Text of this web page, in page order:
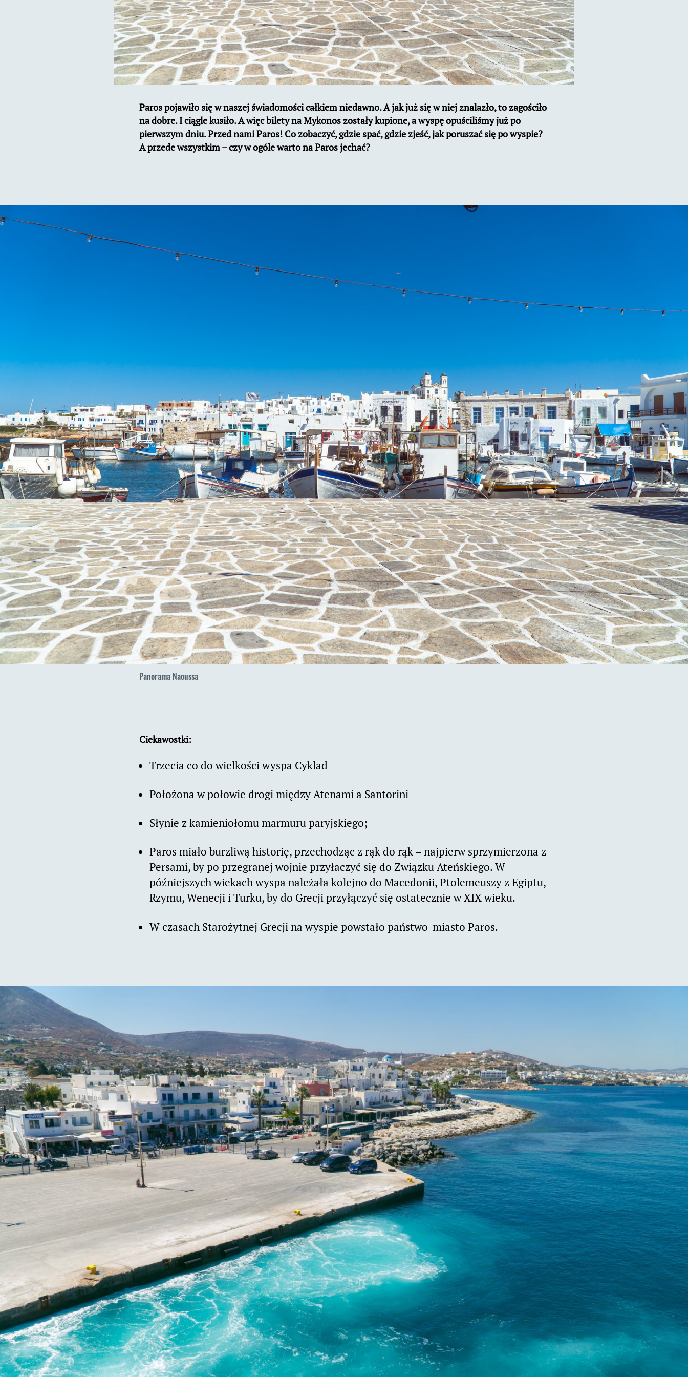
Paros pojawiło się w naszej świadomości całkiem niedawno. A jak już się w niej znalazło, to zagościło
na dobre. I ciągle kusiło. A więc bilety na Mykonos zostały kupione, a wyspę opuściliśmy już po
pierwszym dniu. Przed nami Paros! Co zobaczyć, gdzie spać, gdzie zjeść, jak poruszać się po wyspie?
A przede wszystkim – czy w ogóle warto na Paros jechać?
Panorama Naoussa
Ciekawostki:
Trzecia co do wielkości wyspa Cyklad
Położona w połowie drogi między Atenami a Santorini
Słynie z kamieniołomu marmuru paryjskiego;
Paros miało burzliwą historię, przechodząc z rąk do rąk – najpierw sprzymierzona z
Persami, by po przegranej wojnie przyłaczyć się do Związku Ateńskiego. W
późniejszych wiekach wyspa należała kolejno do Macedonii, Ptolemeuszy z Egiptu,
Rzymu, Wenecji i Turku, by do Grecji przyłączyć się ostatecznie w XIX wieku.
W czasach Starożytnej Grecji na wyspie powstało państwo-miasto Paros.